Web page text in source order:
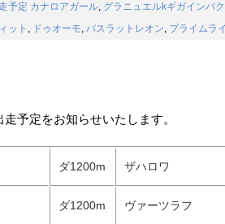
予定 カナロアガール, グラニュエルkギガインパ
ット , ドゥオーモ, バスラットレオン, プライムラ
予定をお知らせいたします。
ダ1200m ザハロワ
ダ1200m ヴァーツラフ